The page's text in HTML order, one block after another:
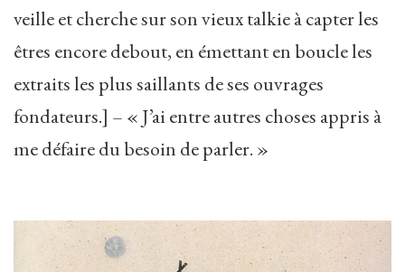
veille et cherche sur son vieux talkie à capter les
êtres encore debout, en émettant en boucle les
extraits les plus saillants de ses ouvrages
fondateurs.] – « J’ai entre autres choses appris à
me défaire du besoin de parler. »